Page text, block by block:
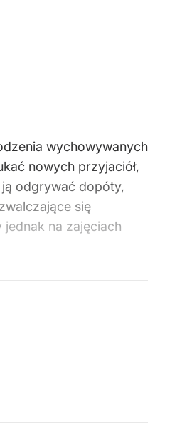
wychowywanych
nowych przyjaciół,
odgrywać dopóty,
się
jednak na zajęciach